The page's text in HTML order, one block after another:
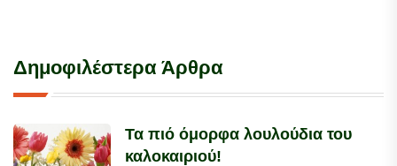
Δημοφιλέστερα Άρθρα
Τα πιό όμορφα λουλούδια του
καλοκαιριού!